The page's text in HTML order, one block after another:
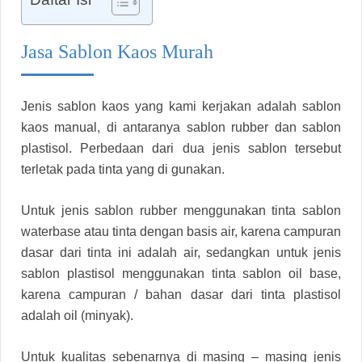
Jasa Sablon Kaos Murah
Jenis sablon kaos yang kami kerjakan adalah sablon
kaos manual, di antaranya sablon rubber dan sablon
plastisol. Perbedaan dari dua jenis sablon tersebut
terletak pada tinta yang di gunakan.
Untuk jenis sablon rubber menggunakan tinta sablon
waterbase atau tinta dengan basis air, karena campuran
dasar dari tinta ini adalah air, sedangkan untuk jenis
sablon plastisol menggunakan tinta sablon oil base,
karena campuran / bahan dasar dari tinta plastisol
adalah oil (minyak).
Untuk kualitas sebenarnya di masing – masing jenis